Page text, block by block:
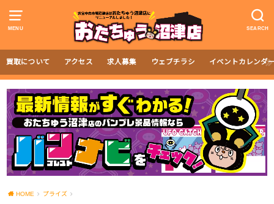
MENU SEARCH
買取について アクセス 求人募集 ウェブチラシ イベントカレンダ
HOME プライズ